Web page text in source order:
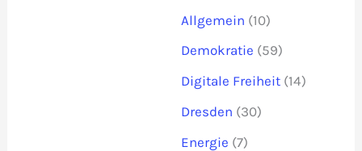
Allgemein (10)
Demokratie (59)
Digitale Freiheit (14)
Dresden (30)
Energie (7)